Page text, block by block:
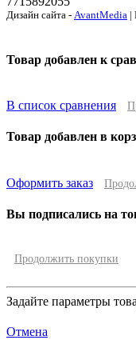
Дизайн сайта - AvantMedia |
Товар добавлен к
В список сравнения
Товар добавлен в
Оформить заказ
Вы подписались на
Продолжить покупки
Задайте параметры
Отмена